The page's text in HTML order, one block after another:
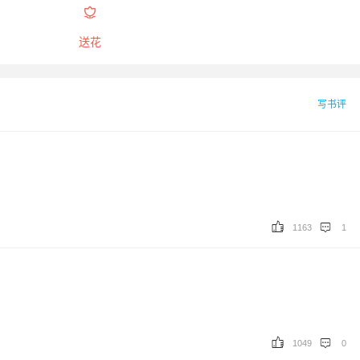

送花
写书评
1163 1
！
1049 0